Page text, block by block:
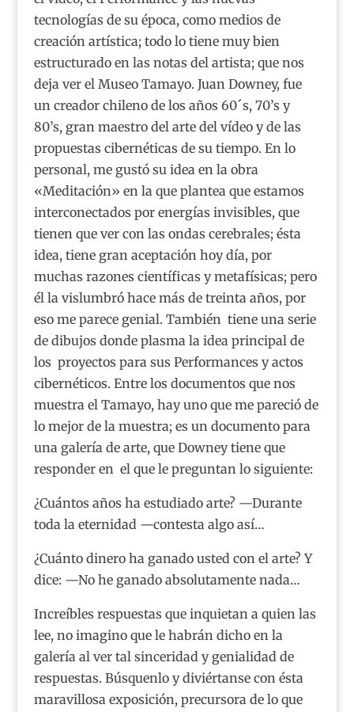
tecnologías de su época, como medios de
creación artística; todo lo tiene muy bien
estructurado en las notas del artista; que nos
deja ver el Museo Tamayo. Juan Downey, fue
un creador chileno de los años 60´s, 70’s y
80’s, gran maestro del arte del vídeo y de las
propuestas cibernéticas de su tiempo. En lo
personal, me gustó su idea en la obra
«Meditación» en la que plantea que estamos
interconectados por energías invisibles, que
tienen que ver con las ondas cerebrales; ésta
idea, tiene gran aceptación hoy día, por
muchas razones científicas y metafísicas; pero
él la vislumbró hace más de treinta años, por
eso me parece genial. También tiene una serie
de dibujos donde plasma la idea principal de
los proyectos para sus Performances y actos
cibernéticos. Entre los documentos que nos
muestra el Tamayo, hay uno que me pareció de
lo mejor de la muestra; es un documento para
una galería de arte, que Downey tiene que
responder en el que le preguntan lo siguiente:
¿Cuántos años ha estudiado arte? —Durante
toda la eternidad —contesta algo así…
¿Cuánto dinero ha ganado usted con el arte? Y
dice: —No he ganado absolutamente nada…
Increíbles respuestas que inquietan a quien las
lee, no imagino que le habrán dicho en la
galería al ver tal sinceridad y genialidad de
respuestas. Búsquenlo y diviértanse con ésta
maravillosa exposición, precursora de lo que